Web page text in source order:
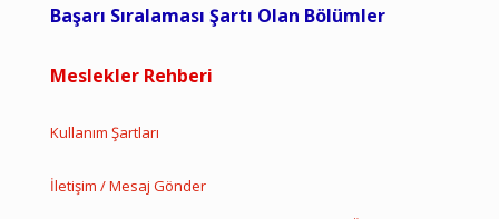
Başarı Sıralaması Şartı Olan Bölümler
Meslekler Rehberi
Kullanım Şartları
İletişim / Mesaj Gönder